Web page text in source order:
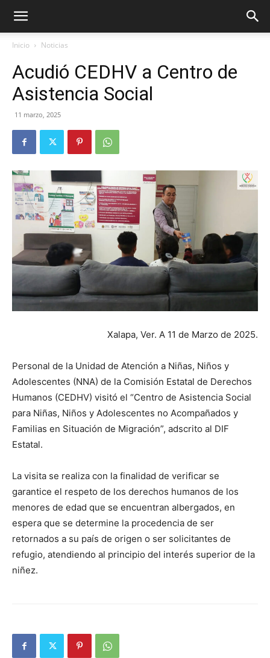
Inicio Noticias
Acudió CEDHV a Centro de
Asistencia Social
11 marzo, 2025
Xalapa, Ver. A 11 de Marzo de 2025.
Personal de la Unidad de Atención a Niñas, Niños y
Adolescentes (NNA) de la Comisión Estatal de Derechos
Humanos (CEDHV) visitó el “Centro de Asistencia Social
para Niñas, Niños y Adolescentes no Acompañados y
Familias en Situación de Migración”, adscrito al DIF
Estatal.
La visita se realiza con la finalidad de verificar se
garantice el respeto de los derechos humanos de los
menores de edad que se encuentran albergados, en
espera que se determine la procedencia de ser
retornados a su país de origen o ser solicitantes de
refugio, atendiendo al principio del interés superior de la
niñez.